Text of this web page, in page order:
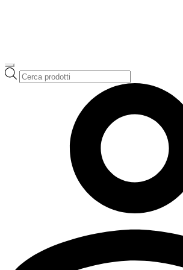
Ricerca
prodotti